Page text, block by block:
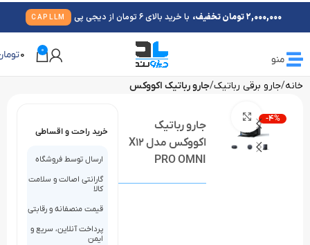
منو
0
0
خانه جارو برقی رباتیک جارو رباتیک اکووکس
-4%
جارو رباتیک
اکووکس مدل X12
PRO OMNI
خرید راحت و اقساطی
ارسال توسط فروشگاه
گارانتی اصالت و سلامت
کالا
قیمت منصفانه و رقابتی
پرداخت آنلاین، سریع و
ایمن
2,000,000 تومان تخفیف، با خرید بالای 6 تومان از دیجی پی CAPLLM